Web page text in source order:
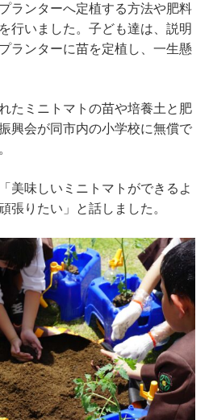
ランターへ定植する方法や肥料
行いました。子ども達は、説明
ランターに苗を定植し、一生懸
たミニトマトの苗や培養土と肥
興会が同市内の小学校に無償で
美味しいミニトマトができるよ
張りたい」と話しました。